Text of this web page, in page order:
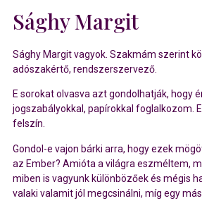
Sághy Margit
Sághy Margit vagyok. Szakmám szerint
adószakértő, rendszerszervező.
E sorokat olvasva azt gondolhatják, hogy
jogszabályokkal, papírokkal foglalkozom.
felszín.
Gondol-e vajon bárki arra, hogy ezek
az Ember? Amióta a világra eszméltem,
miben is vagyunk különbözőek és mégis
valaki valamit jól megcsinálni, míg egy